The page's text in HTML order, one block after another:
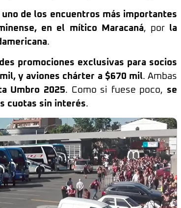
uno de los encuentros más importantes
en el mítico Maracaná, por la
.
promociones exclusivas para socios
y aviones chárter a $670 mil. Ambas
Umbro 2025. Como si fuese poco, se
cuotas sin interés.